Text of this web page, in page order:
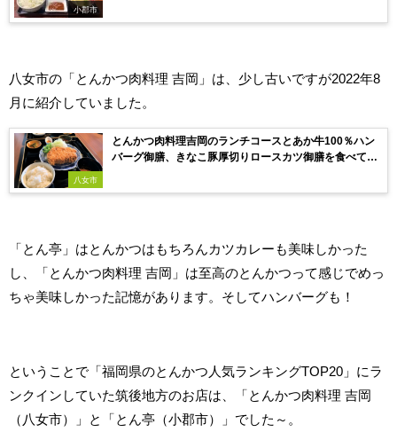
小郡市
八女市の「とんかつ肉料理 吉岡」は、少し古いですが2022年8
月に紹介していました。
八女市
とんかつ肉料理吉岡のランチコースとあか牛100％ハン
バーグ御膳、きなこ豚厚切りロースカツ御膳を食べてき
「とん亭」はとんかつはもちろんカツカレーも美味しかった
し、「とんかつ肉料理 吉岡」は至高のとんかつって感じでめっ
ちゃ美味しかった記憶があります。そしてハンバーグも！
ということで「福岡県のとんかつ人気ランキングTOP20」にラ
ンクインしていた筑後地方のお店は、「とんかつ肉料理 吉岡
（八女市）」と「とん亭（小郡市）」でした～。